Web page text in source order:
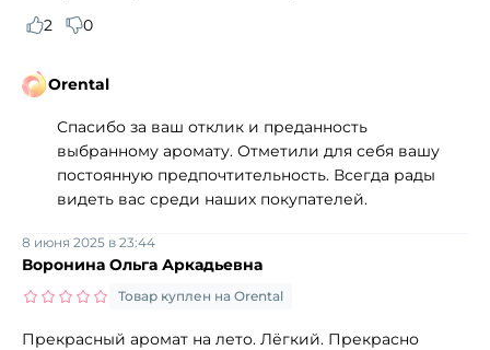
2
0
Orental
Спасибо за ваш отклик и преданность
выбранному аромату. Отметили для себя вашу
постоянную предпочтительность. Всегда рады
видеть вас среди наших покупателей.
Воронина Ольга Аркадьевна
8 июня 2025 в 23:44
Товар куплен на Orental
Прекрасный аромат на лето. Лёгкий. Прекрасно